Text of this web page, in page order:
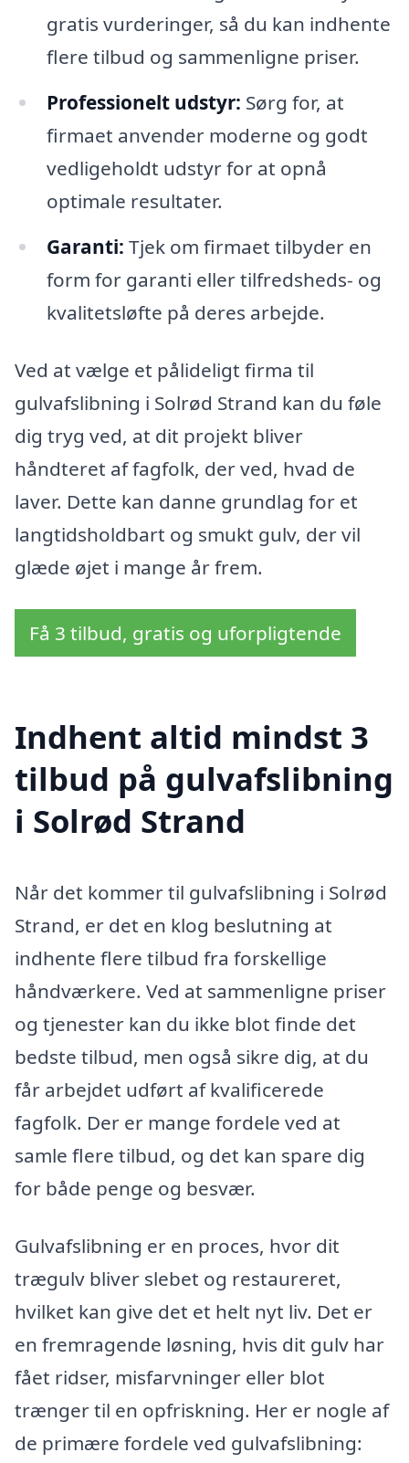
gratis vurderinger, så du kan indhente
flere tilbud og sammenligne priser.
Professionelt udstyr: Sørg for, at
firmaet anvender moderne og godt
vedligeholdt udstyr for at opnå
optimale resultater.
Garanti: Tjek om firmaet tilbyder en
form for garanti eller tilfredsheds- og
kvalitetsløfte på deres arbejde.
Ved at vælge et pålideligt firma til
gulvafslibning i Solrød Strand kan du føle
dig tryg ved, at dit projekt bliver
håndteret af fagfolk, der ved, hvad de
laver. Dette kan danne grundlag for et
langtidsholdbart og smukt gulv, der vil
glæde øjet i mange år frem.
Få 3 tilbud, gratis og uforpligtende
Indhent altid mindst 3
tilbud på gulvafslibning
i Solrød Strand
Når det kommer til gulvafslibning i Solrød
Strand, er det en klog beslutning at
indhente flere tilbud fra forskellige
håndværkere. Ved at sammenligne priser
og tjenester kan du ikke blot finde det
bedste tilbud, men også sikre dig, at du
får arbejdet udført af kvalificerede
fagfolk. Der er mange fordele ved at
samle flere tilbud, og det kan spare dig
for både penge og besvær.
Gulvafslibning er en proces, hvor dit
trægulv bliver slebet og restaureret,
hvilket kan give det et helt nyt liv. Det er
en fremragende løsning, hvis dit gulv har
fået ridser, misfarvninger eller blot
trænger til en opfriskning. Her er nogle af
de primære fordele ved gulvafslibning: